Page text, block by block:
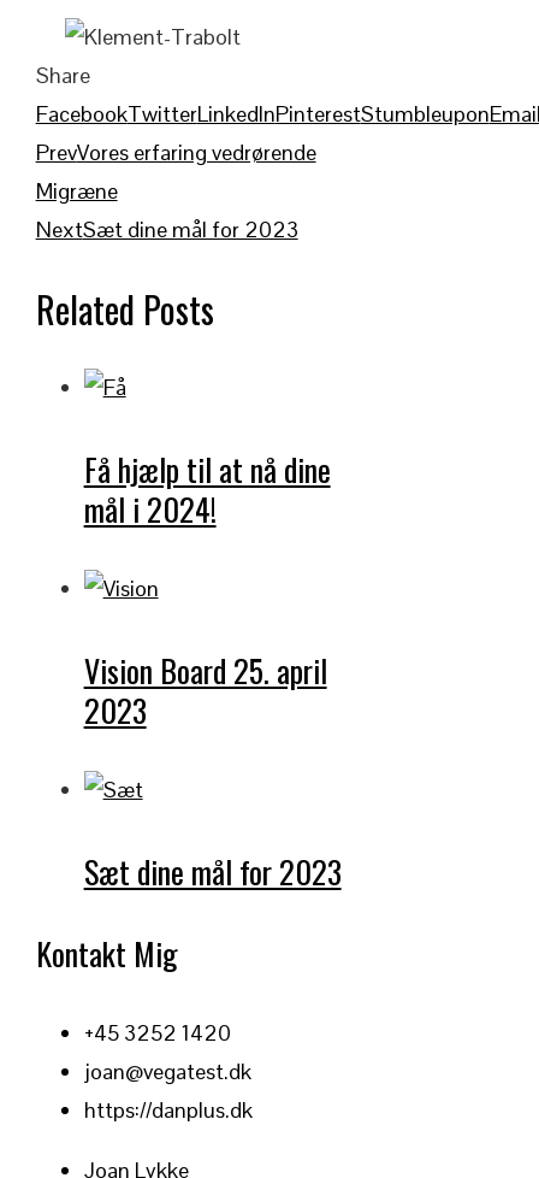
Share
FacebookTwitterLinkedInPinterestStumbleupon
PrevVores erfaring vedrørende
Migræne
NextSæt dine mål for 2023
Related Posts
Få hjælp til at nå dine
mål i 2024!
Vision Board 25. april
2023
Sæt dine mål for 2023
Kontakt Mig
+45 3252 1420
joan@vegatest.dk
https://danplus.dk
Joan Lykke